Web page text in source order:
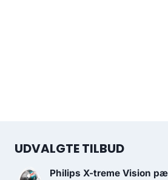
UDVALGTE TILBUD
Philips X-treme Vision